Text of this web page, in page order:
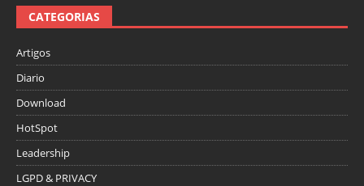
CATEGORIAS
Artigos
Diario
Download
HotSpot
Leadership
LGPD & PRIVACY